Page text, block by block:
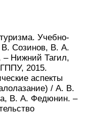
Учебно-
В. Созинов, В. А.
Нижний Тагил,
2015.
аспекты
/ А. В.
В. А. Федюнин. –